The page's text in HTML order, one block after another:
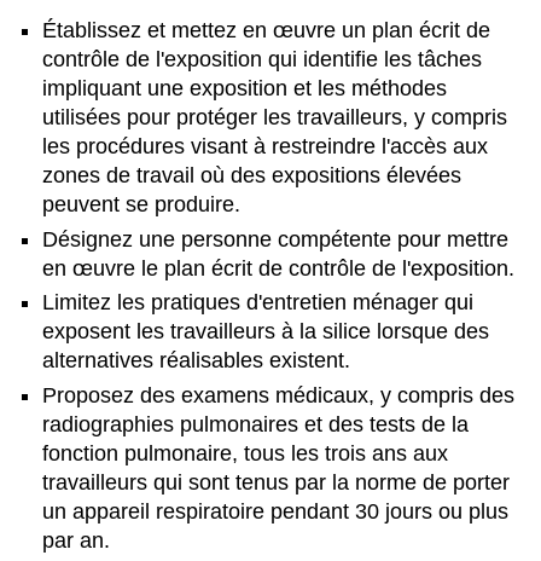
Établissez et mettez en œuvre un plan écrit de
contrôle de l'exposition qui identifie les tâches
impliquant une exposition et les méthodes
utilisées pour protéger les travailleurs, y compris
les procédures visant à restreindre l'accès aux
zones de travail où des expositions élevées
peuvent se produire.
Désignez une personne compétente pour mettre
en œuvre le plan écrit de contrôle de l'exposition.
Limitez les pratiques d'entretien ménager qui
exposent les travailleurs à la silice lorsque des
alternatives réalisables existent.
Proposez des examens médicaux, y compris des
radiographies pulmonaires et des tests de la
fonction pulmonaire, tous les trois ans aux
travailleurs qui sont tenus par la norme de porter
un appareil respiratoire pendant 30 jours ou plus
par an.